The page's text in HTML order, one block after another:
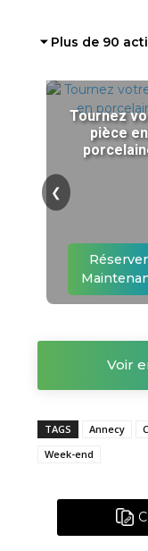
⏷ Plus de 90
Tournez
pièce en
Réserver
❮
Voir
TAGS Annecy
Week-end